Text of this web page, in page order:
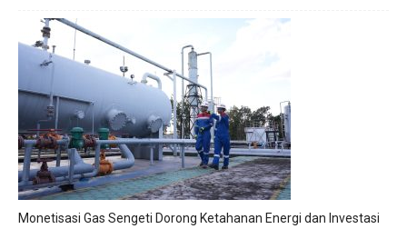
Monetisasi Gas Sengeti Dorong Ketahanan Energi dan Investasi